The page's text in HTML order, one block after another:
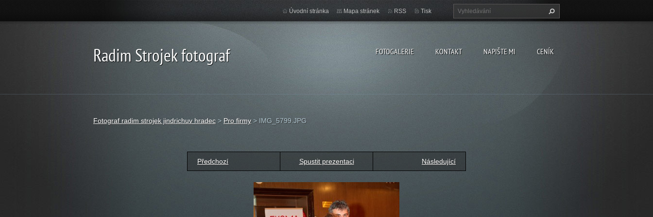
Radim Strojek fotograf FOTOGALERIE KONTAKT NAPIŠTE MI CENÍK
Úvodní stránka Mapa stránek RSS Tisk
Fotograf radim strojek jindrichuv hradec > Pro firmy > IMG_5799.JPG
Předchozí Spustit prezentaci Následující